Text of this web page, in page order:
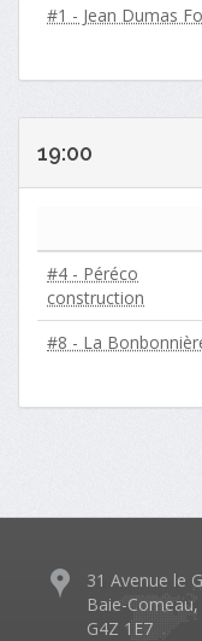
#1 - Jean Dumas
19:00
#4 - Péréco
construction
#8 - La
31 Avenue le
Baie-Comeau,
G4Z 1E7